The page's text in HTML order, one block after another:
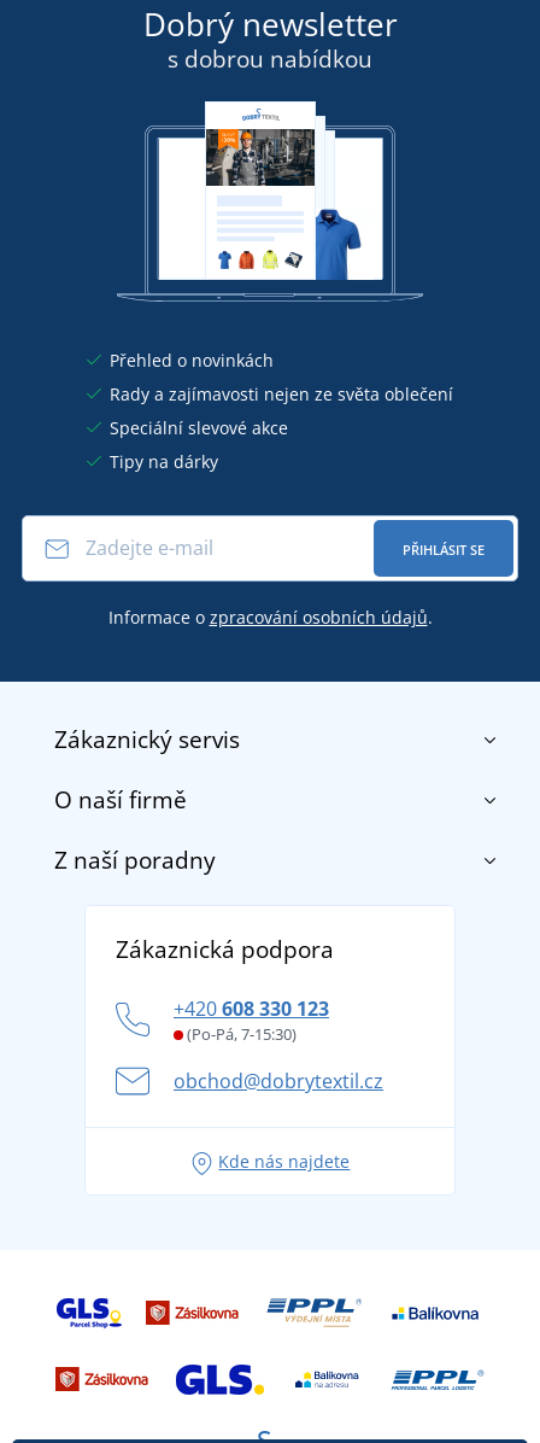
Dobrý newsletter
s dobrou nabídkou
Přehled o novinkách
Rady a zajímavosti nejen ze světa oblečení
Speciální slevové akce
Tipy na dárky
PŘIHLÁSIT SE
Informace o zpracování osobních údajů.
Zákaznický servis
Kontakt
Doprava a platba
Vrácení zboží a reklamace
Potisk a výšivka
Věrnostní program BONTIS +
O naší firmě
O nás
DobrýTextil pro firmy a organizace
Z naší poradny
tradicí od roku 1976
Letní dobrodružství začíná balením aneb připravte
se na dovolenou bez starostí
Tipy na svěží outfity pro pohodové léto
Zákaznická podpora
+420608 330 123
(Po-Pá, 7-15:30)
obchod@dobrytextil.cz
Kde nás najdete